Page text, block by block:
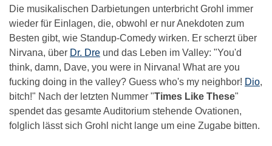
Die musikalischen Darbietungen unterbricht Grohl immer
wieder für Einlagen, die, obwohl er nur Anekdoten zum
Besten gibt, wie Standup-Comedy wirken. Er scherzt über
Nirvana, über Dr. Dre und das Leben im Valley: "You'd
think, damn, Dave, you were in Nirvana! What are you
fucking doing in the valley? Guess who's my neighbor! Dio,
bitch!" Nach der letzten Nummer "Times Like These"
spendet das gesamte Auditorium stehende Ovationen,
folglich lässt sich Grohl nicht lange um eine Zugabe bitten.